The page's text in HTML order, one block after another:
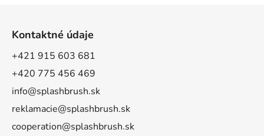
Kontaktné údaje
+421 915 603 681
+420 775 456 469
info@splashbrush.sk
reklamacie@splashbrush.sk
cooperation@splashbrush.sk